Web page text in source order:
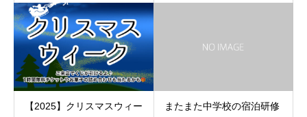
【2025】クリスマスウィー
またまた中学校の宿泊研修